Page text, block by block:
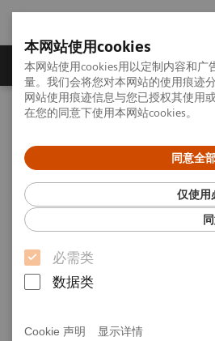
本网站使用cookies
本网站使用cookies用以定制内容和
量。我们会将您对本网站的使用痕迹
网站使用痕迹信息与您已授权其使用
在您的同意下使用本网站cookies。
同意全
仅使用
必需类
数据类
Cookie 声明 显示详情
产品一览 疾病与临床解
首页 行业洞悉
洞见系列
放眼世界：
百万人获得医疗服
洞见系列，第13期：如何改
的医疗服务